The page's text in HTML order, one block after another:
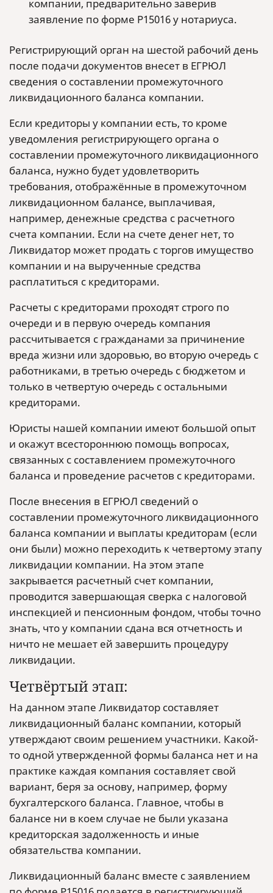
компании, предварительно заверив
заявление по форме Р15016 у нотариуса.
Регистрирующий орган на шестой рабочий день
после подачи документов внесет в ЕГРЮЛ
сведения о составлении промежуточного
ликвидационного баланса компании.
Если кредиторы у компании есть, то кроме
уведомления регистрирующего органа о
составлении промежуточного ликвидационного
баланса, нужно будет удовлетворить
требования, отображённые в промежуточном
ликвидационном балансе, выплачивая,
например, денежные средства с расчетного
счета компании. Если на счете денег нет, то
Ликвидатор может продать с торгов имущество
компании и на вырученные средства
расплатиться с кредиторами.
Расчеты с кредиторами проходят строго по
очереди и в первую очередь компания
рассчитывается с гражданами за причинение
вреда жизни или здоровью, во вторую очередь с
работниками, в третью очередь с бюджетом и
только в четвертую очередь с остальными
кредиторами.
Юристы нашей компании имеют большой опыт
и окажут всестороннюю помощь вопросах,
связанных с составлением промежуточного
баланса и проведение расчетов с кредиторами.
После внесения в ЕГРЮЛ сведений о
составлении промежуточного ликвидационного
баланса компании и выплаты кредиторам (если
они были) можно переходить к четвертому этапу
ликвидации компании. На этом этапе
закрывается расчетный счет компании,
проводится завершающая сверка с налоговой
инспекцией и пенсионным фондом, чтобы точно
знать, что у компании сдана вся отчетность и
ничто не мешает ей завершить процедуру
ликвидации.
Четвёртый этап:
На данном этапе Ликвидатор составляет
ликвидационный баланс компании, который
утверждают своим решением участники. Какой-
то одной утвержденной формы баланса нет и на
практике каждая компания составляет свой
вариант, беря за основу, например, форму
бухгалтерского баланса. Главное, чтобы в
балансе ни в коем случае не были указана
кредиторская задолженность и иные
обязательства компании.
Ликвидационный баланс вместе с заявлением